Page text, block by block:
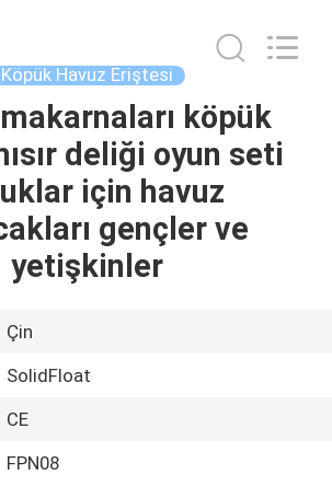
Köpük Havuz Eriştesi
köpük
deliği oyun seti
için havuz
gençler ve
yetişkinler
Çin
SolidFloat
CE
FPN08